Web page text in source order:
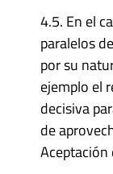
4.5. En el
paralelos
por su
ejemplo el
decisiva
de